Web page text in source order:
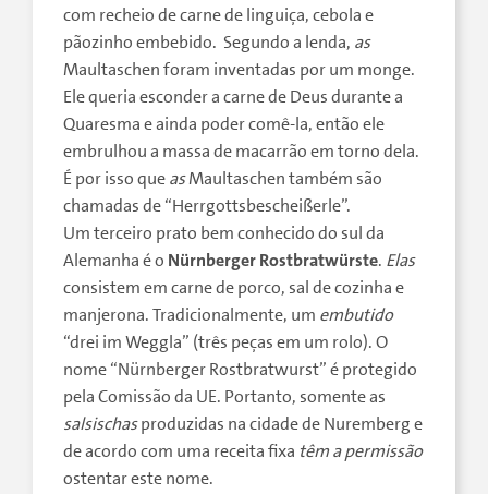
com recheio de carne de linguiça, cebola e
pãozinho embebido. Segundo a lenda, as
Maultaschen foram inventadas por um monge.
Ele queria esconder a carne de Deus durante a
Quaresma e ainda poder comê-la, então ele
embrulhou a massa de macarrão em torno dela.
É por isso queasMaultaschen também são
chamadas de “Herrgottsbescheißerle”.
Um terceiro prato bem conhecido do sul da
Alemanha é o Nürnberger Rostbratwürste. Elas
consistem em carne de porco, sal de cozinha e
manjerona. Tradicionalmente, um embutido
“drei im Weggla” (três peças em um rolo). O
nome “Nürnberger Rostbratwurst” é protegido
pela Comissão da UE. Portanto, somente as
salsischasproduzidas na cidade de Nuremberg e
de acordo com uma receita fixa têm a permissão
ostentar este nome.